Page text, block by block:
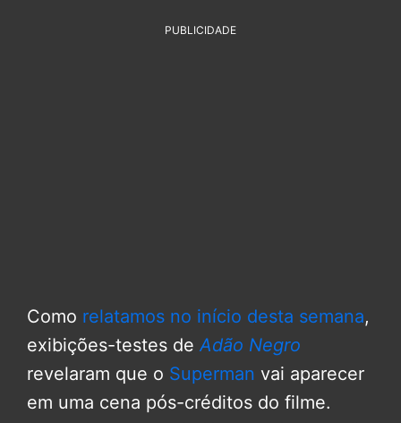
PUBLICIDADE
Como relatamos no início desta semana,
exibições-testes de Adão Negro
revelaram que o Superman vai aparecer
em uma cena pós-créditos do filme.